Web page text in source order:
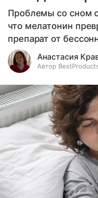
Проблемы со сном
что мелатонин
препарат от
Анастасия
Автор